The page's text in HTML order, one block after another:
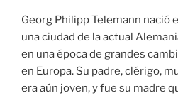
Georg Philipp Telemann nació
una ciudad de la actual
en una época de grandes
en Europa. Su padre, clérigo,
era aún joven, y fue su madre